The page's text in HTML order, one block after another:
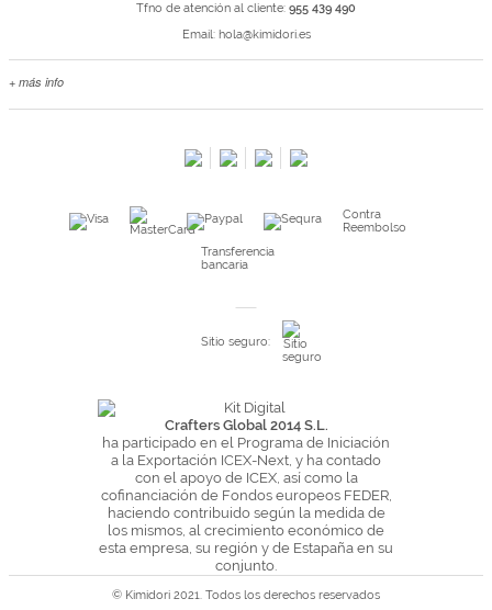
Tfno de atención al cliente: 955 439 490
Email: hola@kimidori.es
+ más info
Kimidori PRINT, nuestro servicio de impresión de fotos
Pago seguro y financiación
Condiciones generales de Compra
Política de Privacidad
Política de Cookies
Contra
Reembolso
Transferencia
bancaria
Sitio seguro:
Crafters Global 2014 S.L.
ha participado en el Programa de Iniciación
a la Exportación ICEX-Next, y ha contado
con el apoyo de ICEX, así como la
cofinanciación de Fondos europeos FEDER,
haciendo contribuido según la medida de
los mismos, al crecimiento económico de
esta empresa, su región y de Estapaña en su
conjunto.
© Kimidori 2021. Todos los derechos reservados